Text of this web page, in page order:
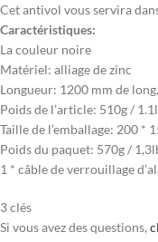
Cet antivol vous servira
Caractéristiques:
La couleur noire
Matériel: alliage de zinc
Longueur: 1200 mm de
Poids de l’article: 510g /
Taille de l’emballage: 200 *
Poids du paquet: 570g /
1 * câble de verrouillage
3 clés
Si vous avez des questions,